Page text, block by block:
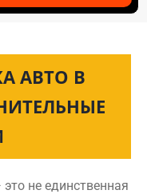
АВТО В
не единственная